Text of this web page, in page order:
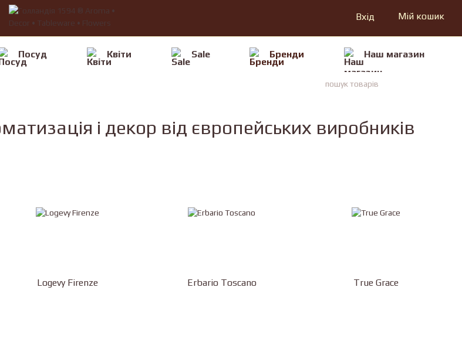
Вхід Мій кошик
Посуд Квiти Sale Бренди Наш магазин
і декор від європейських виробників
Logevy Firenze Erbario Toscano True Grace